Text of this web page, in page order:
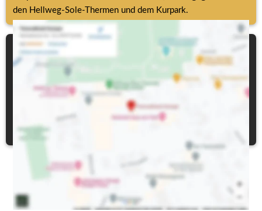
den Hellweg-Sole-Thermen und dem Kurpark.
Anfrageformular